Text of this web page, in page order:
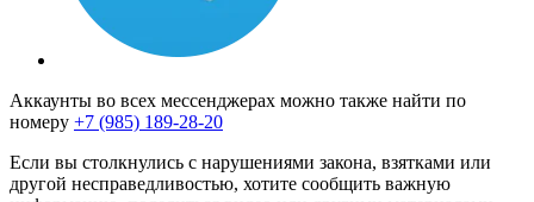
Аккаунты во всех мессенджерах можно также найти по
номеру +7 (985) 189-28-20
Если вы столкнулись с нарушениями закона, взятками или
другой несправедливостью, хотите сообщить важную